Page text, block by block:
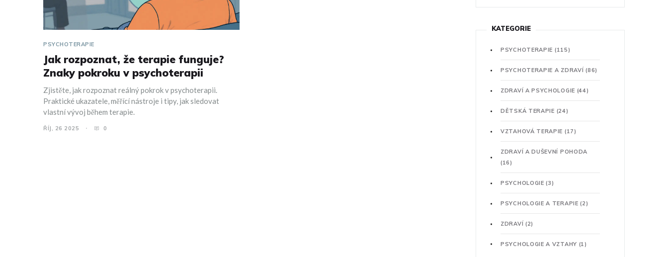
PSYCHOTERAPIE
Jak rozpoznat, že terapie funguje?
Znaky pokroku v psychoterapii
Zjistěte, jak rozpoznat reálný pokrok v psychoterapii.
Praktické ukazatele, měřící nástroje i tipy, jak sledovat
vlastní vývoj během terapie.
ŘÍJ, 26 2025 0
KATEGORIE
PSYCHOTERAPIE (115)
PSYCHOTERAPIE A ZDRAVÍ(86)
ZDRAVÍ A PSYCHOLOGIE (44)
DĚTSKÁ TERAPIE (24)
VZTAHOVÁ TERAPIE (17)
ZDRAVÍ A DUŠEVNÍ POHODA
(16)
PSYCHOLOGIE(3)
PSYCHOLOGIE A TERAPIE(2)
ZDRAVÍ (2)
PSYCHOLOGIE A VZTAHY (1)